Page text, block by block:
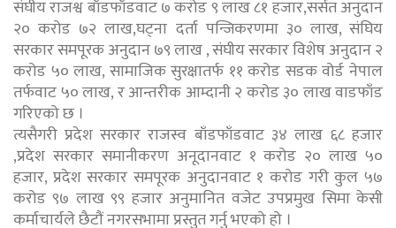
संघीय राजश्व बाँडफाँडवाट ७ करोड ९ लाख ८१ हजार,सर्सत अनुदान
२० करोड ७२ लाख,घट्ना दर्ता पन्जिकरणमा ३० लाख, संघिय
सरकार समपूरक अनुदान ७९ लाख , संघीय सरकार विशेष अनुदान २
करोड ५० लाख, सामाजिक सुरक्षातर्फ ११ करोड सडक वोर्ड नेपाल
तर्फवाट ५० लाख, र आन्तरीक आम्दानी २ करोड ३० लाख वाडफाँड
गरिएको छ ।
त्यसैगरी प्रदेश सरकार राजस्व बाँडफाँडवाट ३४ लाख ६८ हजार
,प्रदेश सरकार समानीकरण अनूदानवाट १ करोड २० लाख ५०
हजार, प्रदेश सरकार समपूरक अनुदानवाट १ करोड गरी कुल ५७
करोड ९७ लाख ९९ हजार अनुमानित वजेट उपप्रमुख सिमा केसी
कर्माचार्यले छैटौं नगरसभामा प्रस्तुत गर्नु भएको हो ।